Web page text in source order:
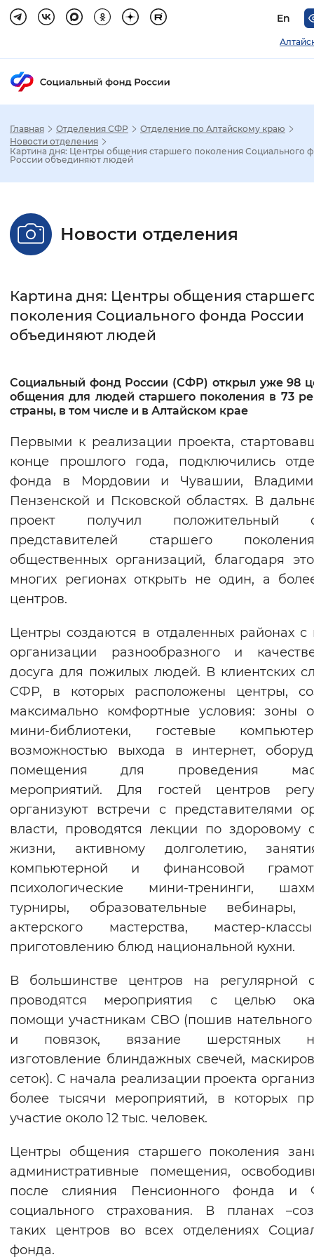
En
Стандартный Увеличенный
Без засечек С засечками
Интервал между буквами
Цвет сайта
Синий фон
Изображения
Включены Выключены
Звуковой ассистент
Воспроизвести
Вернуть стандартные настройки
Главная Отделения СФР
Отделение по Алтайскому краю
Новости отделения
Картина дня: Центры общения старшего поколения Социального
России объединяют людей
Новости отделения
Картина дня: Центры общения
поколения Социального фонда России
объединяют людей
Социальный фонд России (СФР) открыл уже 98
общения для людей старшего поколения в 73
страны, в том числе и в Алтайском крае
Первыми к реализации проекта,
конце прошлого года, подключились
фонда в Мордовии и Чувашии,
Пензенской и Псковской областях. В
проект получил положительный
представителей старшего
общественных организаций, благодаря
многих регионах открыть не один, а
центров.
Центры создаются в отдаленных районах с
организации разнообразного и
досуга для пожилых людей. В клиентских
СФР, в которых расположены центры,
максимально комфортные условия: зоны
мини-библиотеки, гостевые
возможностью выхода в интернет,
помещения для проведения
мероприятий. Для гостей центров
организуют встречи с представителями
власти, проводятся лекции по здоровому
жизни, активному долголетию,
компьютерной и финансовой
психологические мини-тренинги,
турниры, образовательные вебинары,
актерского мастерства, мастер-
приготовлению блюд национальной кухни.
В большинстве центров на регулярной
проводятся мероприятия с целью
помощи участникам СВО (пошив нательного
и повязок, вязание шерстяных
изготовление блиндажных свечей,
сеток). С начала реализации проекта
более тысячи мероприятий, в которых
участие около 12 тыс. человек.
Центры общения старшего поколения
административные помещения,
после слияния Пенсионного фонда и
социального страхования. В планах
таких центров во всех отделениях
фонда.